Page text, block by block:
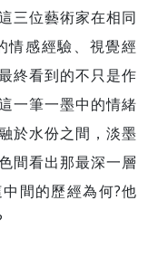
三位藝術家在相同
情感經驗、視覺經
終看到的不只是作
一筆一墨中的情緒
於水份之間，淡墨
間看出那最深一層
間的歷經為何?他